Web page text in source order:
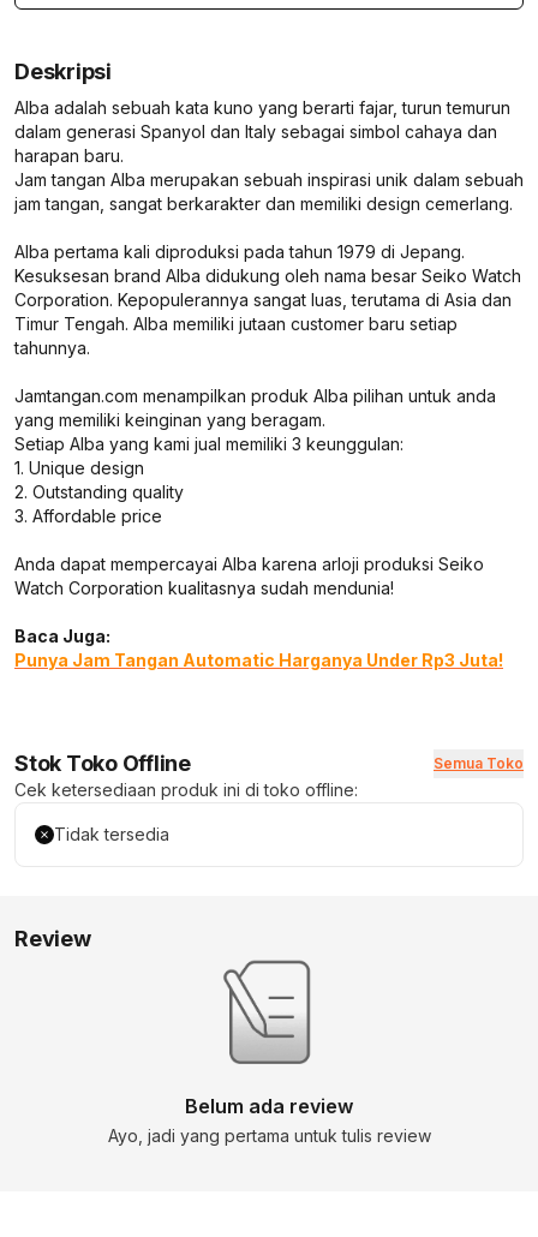
Deskripsi
Alba adalah sebuah kata kuno yang berarti fajar, turun temurun
dalam generasi Spanyol dan Italy sebagai simbol cahaya dan
harapan baru.
Jam tangan Alba merupakan sebuah inspirasi unik dalam sebuah
jam tangan, sangat berkarakter dan memiliki design cemerlang.
Alba pertama kali diproduksi pada tahun 1979 di Jepang.
Kesuksesan brand Alba didukung oleh nama besar Seiko Watch
Corporation. Kepopulerannya sangat luas, terutama di Asia dan
Timur Tengah. Alba memiliki jutaan customer baru setiap
tahunnya.
Jamtangan.com menampilkan produk Alba pilihan untuk anda
yang memiliki keinginan yang beragam.
Setiap Alba yang kami jual memiliki 3 keunggulan:
1. Unique design
2. Outstanding quality
3. Affordable price
Anda dapat mempercayai Alba karena arloji produksi Seiko
Watch Corporation kualitasnya sudah mendunia!
Baca Juga:
Punya Jam Tangan Automatic Harganya Under Rp3 Juta!
Stok Toko Offline Semua Toko
Cek ketersediaan produk ini di toko offline:
Tidak tersedia
Review
Belum ada review
Ayo, jadi yang pertama untuk tulis review